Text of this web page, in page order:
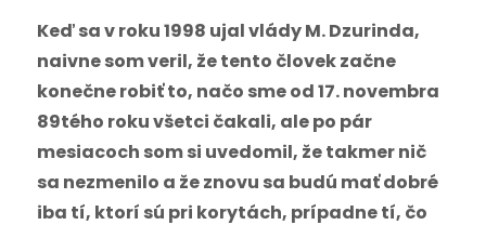
Keď sa v roku 1998 ujal vlády M. Dzurinda,
naivne som veril, že tento človek začne
konečne robiť to, načo sme od 17. novembra
89tého roku všetci čakali, ale po pár
mesiacoch som si uvedomil, že takmer nič
sa nezmenilo a že znovu sa budú mať dobré
iba tí, ktorí sú pri korytách, prípadne tí, čo